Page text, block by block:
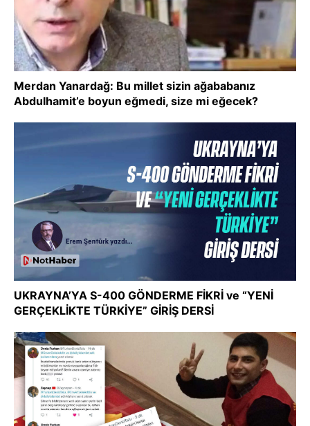
Merdan Yanardağ: Bu millet sizin ağababanız
Abdulhamit’e boyun eğmedi, size mi eğecek?
UKRAYNA’YA S-400 GÖNDERME FİKRİ ve “YENİ
GERÇEKLİKTE TÜRKİYE” GİRİŞ DERSİ